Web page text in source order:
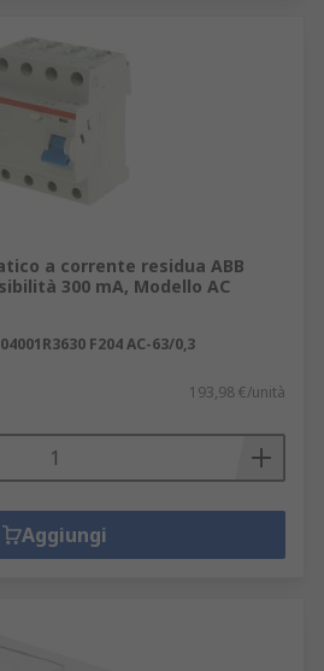
a corrente residua ABB
300 mA, Modello AC
F204 AC-63/0,3
193,98 €/unità
Aggiungi